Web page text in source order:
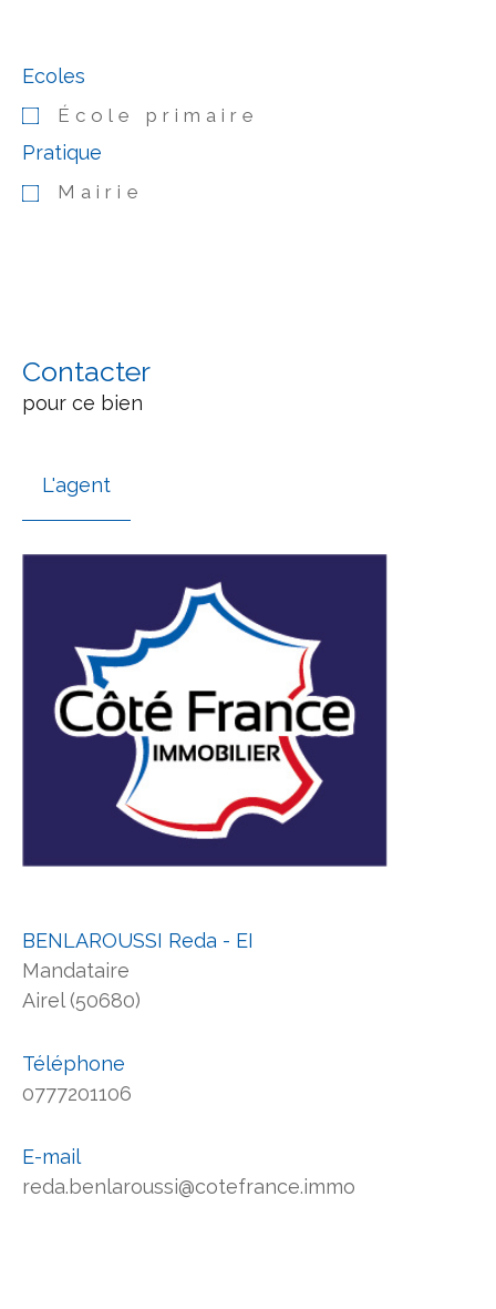
Ecoles
École primaire
Pratique
Mairie
Contacter
pour ce bien
L'agent
BENLAROUSSI Reda - EI
Mandataire
Airel (50680)
Téléphone
0777201106
E-mail
reda.benlaroussi@cotefrance.immo